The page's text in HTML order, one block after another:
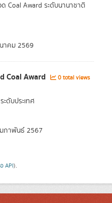
Coal Award ระดับนานาชาติ
าคม 2569
Coal Award
0 total views
ดับประเทศ
ภาพันธ์ 2567
API).